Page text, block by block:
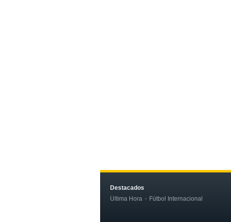
Destacados
Última Hora
Fútbol Internacional